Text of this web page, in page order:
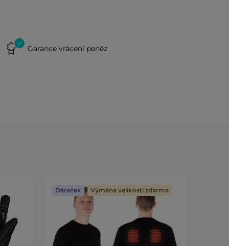
Garance vrácení peněz
Dáreček Výměna velikosti zdarma